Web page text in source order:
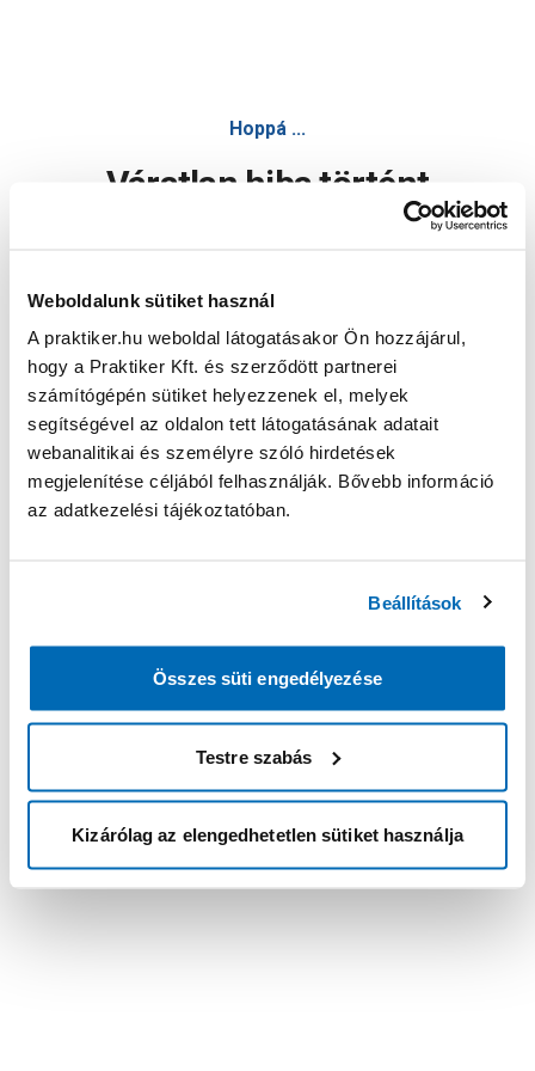
Weboldalunk sütiket használ
A praktiker.hu weboldal látogatásakor Ön hozzájárul,
hogy a Praktiker Kft. és szerződött partnerei
számítógépén sütiket helyezzenek el, melyek
segítségével az oldalon tett látogatásának adatait
webanalitikai és személyre szóló hirdetések
megjelenítése céljából felhasználják. Bővebb információ
az adatkezelési tájékoztatóban.
Beállítások
Összes süti engedélyezése
Testre szabás
Kizárólag az elengedhetetlen sütiket használja
Hoppá ...
Váratlan hiba történt
Oldal újratöltése